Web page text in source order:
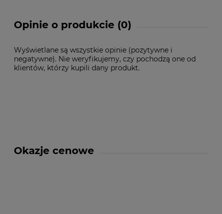
Opinie o produkcie (0)
Wyświetlane są wszystkie opinie (pozytywne i
negatywne). Nie weryfikujemy, czy pochodzą one od
klientów, którzy kupili dany produkt.
Okazje cenowe